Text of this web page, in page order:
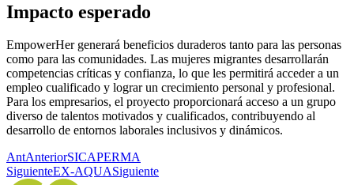
Impacto esperado
EmpowerHer generará beneficios duraderos tanto para las personas
como para las comunidades. Las mujeres migrantes desarrollarán
competencias críticas y confianza, lo que les permitirá acceder a un
empleo cualificado y lograr un crecimiento personal y profesional.
Para los empresarios, el proyecto proporcionará acceso a un grupo
diverso de talentos motivados y cualificados, contribuyendo al
desarrollo de entornos laborales inclusivos y dinámicos.
AntAnteriorSICAPERMA
SiguienteEX-AQUASiguiente